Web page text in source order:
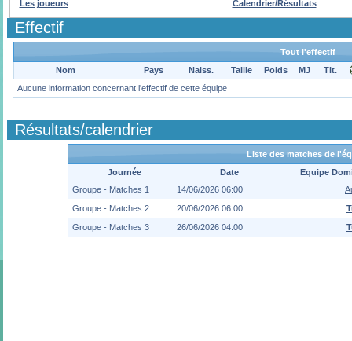
Les joueurs
Calendrier/Résultats
Effectif
Tout l'effectif
Nom
Pays Naiss. Taille Poids MJ
Tit.
Aucune information concernant l'effectif de cette équipe
Résultats/calendrier
Liste des matches de
Journée
Date
Equipe
Groupe - Matches 1
14/06/2026 06:00
Groupe - Matches 2
20/06/2026 06:00
Groupe - Matches 3
26/06/2026 04:00